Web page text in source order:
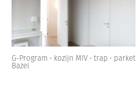
G-Program • kozijn MIV • trap • parket
Bazel